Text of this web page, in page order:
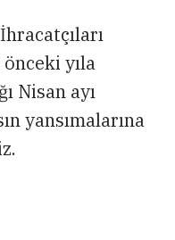
yıla
Nisan ayı
yansımalarına